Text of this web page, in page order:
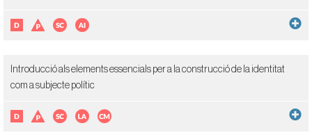
Introducció als elements essencials per a la construcció de la identitat
com a subjecte polític